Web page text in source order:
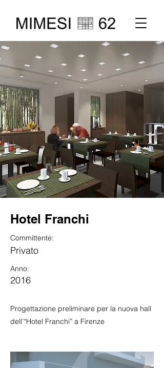
Hotel Franchi
Committente:
Privato
Anno:
2016
Progettazione preliminare per la nuova hall
dell’“Hotel Franchi” a Firenze